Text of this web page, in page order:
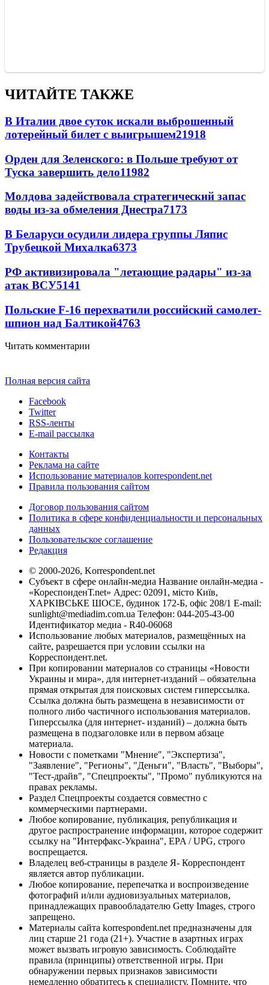
ЧИТАЙТЕ ТАКЖЕ
В Италии двое суток искали выброшенный
лотерейный билет с выигрышем21918
Орден для Зеленского: в Польше требуют от
Туска завершить дело11982
Молдова задействовала стратегический запас
воды из-за обмеления Днестра7173
В Беларуси осудили лидера группы Ляпис
Трубецкой Михалка6373
РФ активизировала "летающие радары" из-за
атак ВСУ5141
Польские F-16 перехватили российский самолет-
шпион над Балтикой4763
Читать комментарии
Полная версия сайта
Facebook
Twitter
RSS-ленты
E-mail рассылка
Контакты
Реклама на сайте
Использование материалов korrespondent.net
Правила пользования сайтом
Договор пользования сайтом
Политика в сфере конфиденциальности и персональных
данных
Пользовательское соглашение
Редакция
© 2000-2026, Korrespondent.net
Субъект в сфере онлайн-медиа Название онлайн-медиа -
«КореспонденТ.net» Адрес: 02091, місто Київ,
ХАРКІВСЬКЕ ШОСЕ, будинок 172-Б, офіс 208/1 E-mail:
sunlight@mediadim.com.ua Телефон: 044-205-43-00
Идентификатор медиа - R40-06068
Использование любых материалов, размещённых на
сайте, разрешается при условии ссылки на
Корреспондент.net.
При копировании материалов со страницы «Новости
Украины и мира», для интернет-изданий – обязательна
прямая открытая для поисковых систем гиперссылка.
Ссылка должна быть размещена в независимости от
полного либо частичного использования материалов.
Гиперссылка (для интернет- изданий) – должна быть
размещена в подзаголовке или в первом абзаце
материала.
Новости с пометками "Мнение", "Экспертиза",
"Заявление", "Регионы", "Деньги", "Власть", "Выборы",
"Тест-драйв", "Спецпроекты", "Промо" публикуются на
правах рекламы.
Раздел Спецпроекты создается совместно с
коммерческими партнерами.
Любое копирование, публикация, републикация и
другое распространение информации, которое содержит
ссылку на "Интерфакс-Украина", EPA / UPG, строго
воспрещается.
Владелец веб-страницы в разделе Я- Корреспондент
является автор публикации.
Любое копирование, перепечатка и воспроизведение
фотографий и/или аудиовизуальных материалов,
принадлежащих правообладателю Getty Images, строго
запрещено.
Материалы сайта korrespondent.net предназначены для
лиц старше 21 года (21+). Участие в азартных играх
может вызвать игровую зависимость. Соблюдайте
правила (принципы) ответственной игры. При
обнаружении первых признаков зависимости
немедленно обратитесь к специалисту. Помните, что